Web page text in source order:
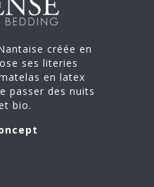
créée en
ses literies
en latex
passer des nuits
bio.